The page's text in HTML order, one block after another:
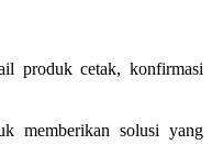
produk cetak, konfirmasi
memberikan solusi yang